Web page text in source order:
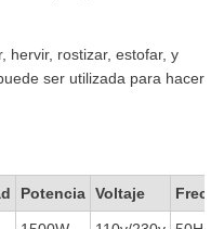
hervir, rostizar, estofar, y
ser utilizada para hacer
Potencia Voltaje